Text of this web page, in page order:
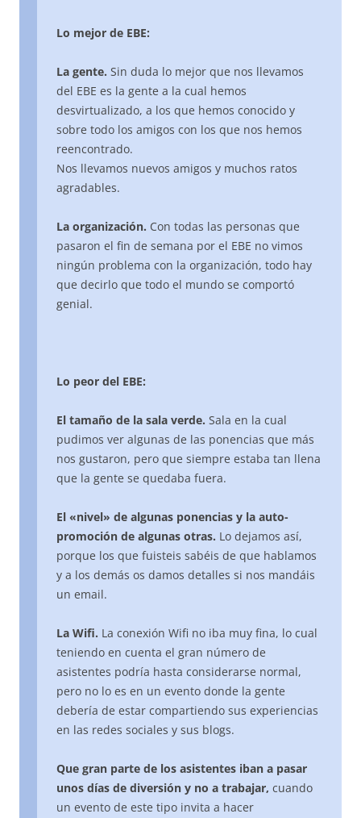
Lo mejor de EBE:
La gente. Sin duda lo mejor que nos llevamos
del EBE es la gente a la cual hemos
desvirtualizado, a los que hemos conocido y
sobre todo los amigos con los que nos hemos
reencontrado.
Nos llevamos nuevos amigos y muchos ratos
agradables.
La organización. Con todas las personas que
pasaron el fin de semana por el EBE no vimos
ningún problema con la organización, todo hay
que decirlo que todo el mundo se comportó
genial.
Lo peor del EBE:
El tamaño de la sala verde. Sala en la cual
pudimos ver algunas de las ponencias que más
nos gustaron, pero que siempre estaba tan llena
que la gente se quedaba fuera.
El «nivel» de algunas ponencias y la auto-
promoción de algunas otras. Lo dejamos así,
porque los que fuisteis sabéis de que hablamos
y a los demás os damos detalles si nos mandáis
un email.
La Wifi. La conexión Wifi no iba muy fina, lo cual
teniendo en cuenta el gran número de
asistentes podría hasta considerarse normal,
pero no lo es en un evento donde la gente
debería de estar compartiendo sus experiencias
en las redes sociales y sus blogs.
Que gran parte de los asistentes iban a pasar
unos días de diversión y no a trabajar, cuando
un evento de este tipo invita a hacer